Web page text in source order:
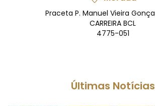
Praceta P. Manuel Vieira
CARREIRA BCL
4775-051
Últimas Notícias